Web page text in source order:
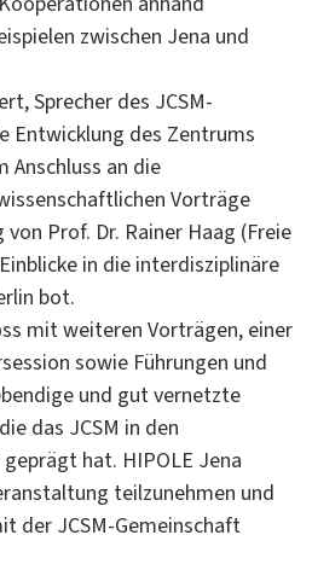
zwischen Jena und
Sprecher des JCSM-
Entwicklung des Zentrums
Anschluss an die
Vorträge
Prof. Dr. Rainer Haag (Freie
in die interdisziplinäre
bot.
mit weiteren Vorträgen, einer
sowie Führungen und
und gut vernetzte
das JCSM in den
hat. HIPOLE Jena
teilzunehmen und
der JCSM-Gemeinschaft